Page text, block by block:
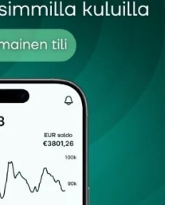
julkaista.Pakolliset